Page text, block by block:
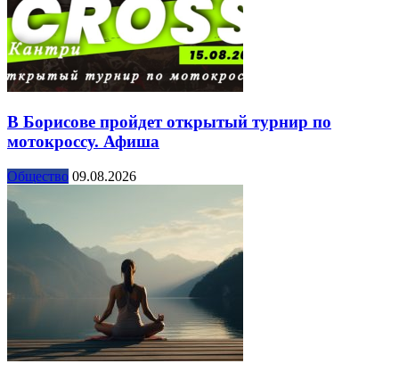
В Борисове пройдет открытый турнир по
мотокроссу. Афиша
Общество 09.08.2026